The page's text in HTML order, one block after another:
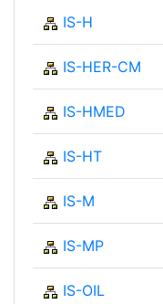
IS-H
IS-HER-CM
IS-HMED
IS-HT
IS-M
IS-MP
IS-OIL